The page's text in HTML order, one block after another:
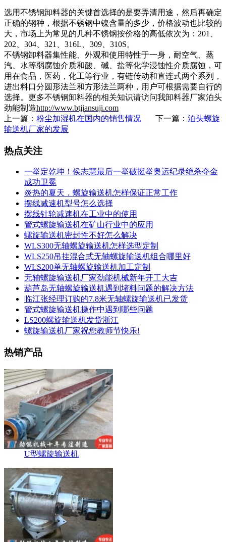
选用不锈钢卸料器的关键首选择的是要弄清用途，然后再确定
正确的钢种，根据不锈钢中镍含量的多少，价格波动也比较的
大，市场上为常见的几种不锈钢按价格的高低依次为：201、
202、304、321、316L、309、310S。
不锈钢卸料器集性能、外观和使用特性于一身，耐空气、蒸
汽、水等弱腐蚀介质和酸、碱、盐等化学浸蚀性介质腐蚀，可
用在食品，医药，化工等行业，有链传动和直连式两个系列，
进出料口分圆形法兰和方形法兰两种，用户可根据需要自行的
选择。更多不锈钢卸料器的相关知识请访问我卸料器厂家泊头
劲能制造http://www.btjiansuji.com
上一篇： 粉尘加湿机在国内的销售情况 下一篇： 泊头螺旋
输送机厂家的发展
热点关注
一举定乾坤！侯志慧最后一举破挺举奥运纪录绝杀夺金
成功卫冕
炎热的夏天，螺旋输送机怎样保证正常工作
摆线减速机型号怎么选择
摆线针轮减速机在工业中的使用
管式螺旋输送机在矿山行业中的应用
螺旋输送机密封性不好怎么解决
WLS300无轴螺旋输送机怎样选型定制
WLS250吊挂混合式无轴螺旋输送机组合哪里好
WLS200单无轴螺旋输送机加工定制
无轴螺旋输送机厂家劲能机械新年开工大吉
葫芦岛无轴螺旋输送机遇到堵料问题的解决方法
临江张经理订购的7.8米无轴螺旋输送机已发货
管式螺旋输送机操作中遇到哪些问题
LS200螺旋输送机发货浙江
螺旋输送机厂家祝您教师节快乐!
热销产品
U型螺旋输送机